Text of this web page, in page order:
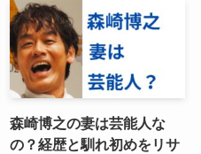
森崎博之の妻は芸能人な
の？経歴と馴れ初めをリサ